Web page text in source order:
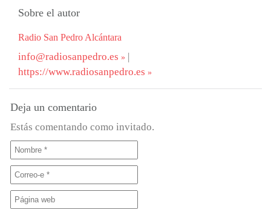
Sobre el autor
Radio San Pedro Alcántara
info@radiosanpedro.es
|
https://www.radiosanpedro.es
Deja un comentario
Estás comentando como invitado.